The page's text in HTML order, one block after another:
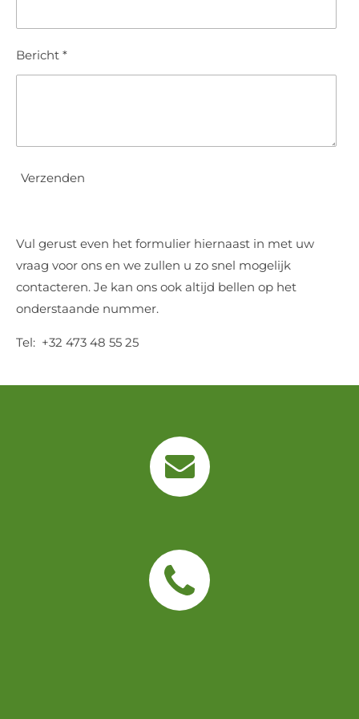
Bericht *
Verzenden
Vul gerust even het formulier hiernaast in met uw
vraag voor ons en we zullen u zo snel mogelijk
contacteren. Je kan ons ook altijd bellen op het
onderstaande nummer.
Tel: ‭+32 473 48 55 25